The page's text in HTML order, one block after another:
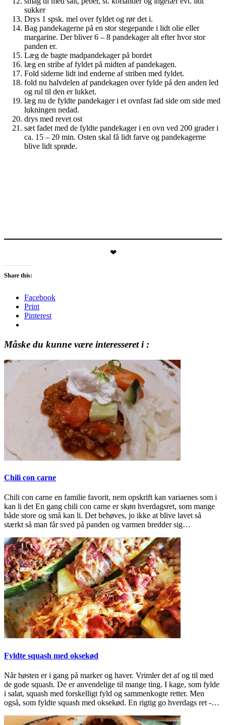
sukker
Drys 1 spsk. mel over fyldet og rør det i.
Bag pandekagerne på en stor stegepande i lidt olie eller
margarine. Der bliver 6 – 8 pandekager alt efter hvor stor
panden er.
Læg de bagte madpandekager på bordet
læg en stribe af fyldet på midten af pandekagen.
Fold siderne lidt ind enderne af striben med fyldet.
fold nu halvdelen af pandekagen over fylde på den anden led
og rul til den er lukket.
læg nu de fyldte pandekager i et ovnfast fad side om side med
lukningen nedad.
drys med revet ost
sæt fadet med de fyldte pandekager i en ovn ved 200 grader i
ca. 15 – 20 min. Osten skal få lidt farve og pandekagerne
blive lidt sprøde.
❤
Share this:
Facebook
Print
Pinterest
Måske du kunne være interesseret i :
Chili con carne
Chili con carne en familie favorit, nem opskrift kan variaenes som i
kan li det En gang chili con carne er skøn hverdagsret, som mange
både store og små kan li. Det behøves, jo ikke at blive lavet så
stærkt så man får sved på panden og varmen bredder sig…
Fyldte squash med oksekød
Når høsten er i gang på marker og haver. Vrimler det af og til med
de gode squash. De er anvendelige til mange ting. I kage, som fylde
i salat, squash med forskelligt fyld og sammenkogte retter. Men
også, som fyldte squash med oksekød. En rigtig go hverdags ret -…